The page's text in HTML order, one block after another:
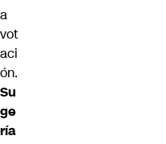
a
vot
aci
ón.
Su
ge
ría